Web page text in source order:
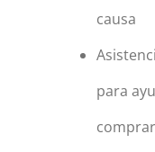
causa
para